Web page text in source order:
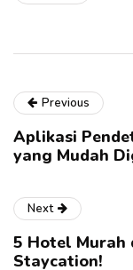
Previous
Aplikasi
yang Mudah
Next
5 Hotel Murah
Staycation!